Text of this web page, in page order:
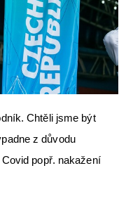
Chtěli jsme být
z důvodu
popř. nakažení